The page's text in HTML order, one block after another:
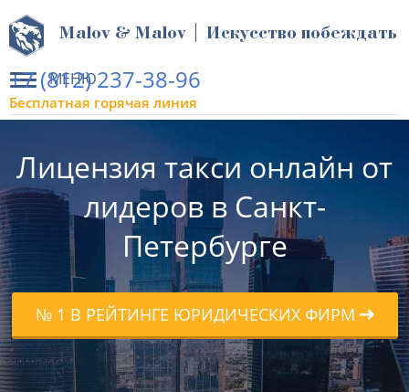
МЕНЮ
Malov & Malov | Искусство побеждать
+7 (812) 237-38-96
Бесплатная горячая линия
Лицензия такси онлайн от
лидеров в Санкт-
Петербурге
№ 1 В РЕЙТИНГЕ ЮРИДИЧЕСКИХ ФИРМ